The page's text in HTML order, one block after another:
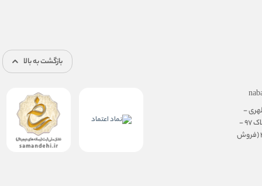
-
نرسیده به سهروردی - پلاک 97 -
طبقه ی همکف، واحد 3 (فروش
بازگشت به بالا